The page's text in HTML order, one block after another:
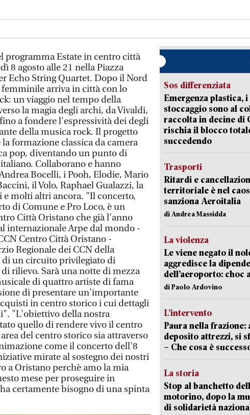
programma Estate in centro città
8 agosto alle 21 nella Piazza
Echo String Quartet. Dopo il Nord
arriva in città con lo
un viaggio nel tempo della
la magia degli archi, da Vivaldi,
a fondere l'espressività dei degli
della musica rock. Il progetto
formazione classica da camera
pop, diventando un punto di
Collaborano e hanno
Bocelli, i Pooh, Elodie, Mario
il Volo, Raphael Gualazzi, la
molti altri ancora. "Il concerto,
di Comune e Pro Loco, è un
Città Oristano che già l'anno
internazionale Arpe dal mondo -
Centro Città Oristano -
Regionale dei CCN della
di un circuito privilegiato di
rilievo. Sarà una notte di mezza
di quattro artiste di fama
di presentare un'importante
in centro storico i cui dettagli
"L'obiettivo della nostra
quello di rendere vivo il centro
del centro storico sia attraverso
come il concerto dell'8
mirate al sostegno dei nostri
a Oristano perchè amo la mia
mese per proseguire in
certamente bisogno di una spinta
Sos differenziata
Emergenza plastica,
stoccaggio sono al
raccolta in decine di
rischia il blocco
succedendo
Trasporti
Ritardi e
territoriale è nel
sanziona Aeroitalia
di Andrea Massidda
La violenza
Le viene negato il
aggredisce la
dell’aeroporto: choc
di Paolo Ardovino
L’intervento
Paura nella frazione:
deposito attrezzi, si
– Che cosa è
La storia
Stop al banchetto
motorino, dopo la
di solidarietà